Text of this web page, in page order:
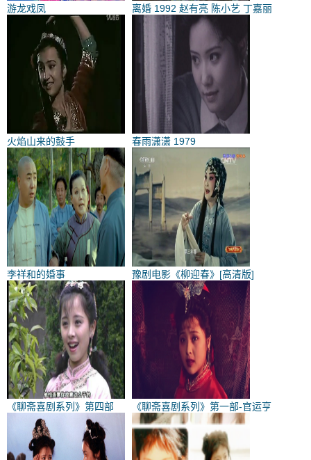
游龙戏凤 离婚 1992 赵有亮 陈小艺 丁嘉丽
火焰山来的鼓手 春雨潇潇 1979
李祥和的婚事 豫剧电影《柳迎春》[高清版]
《聊斋喜剧系列》第四部 《聊斋喜剧系列》第一部-官运亨